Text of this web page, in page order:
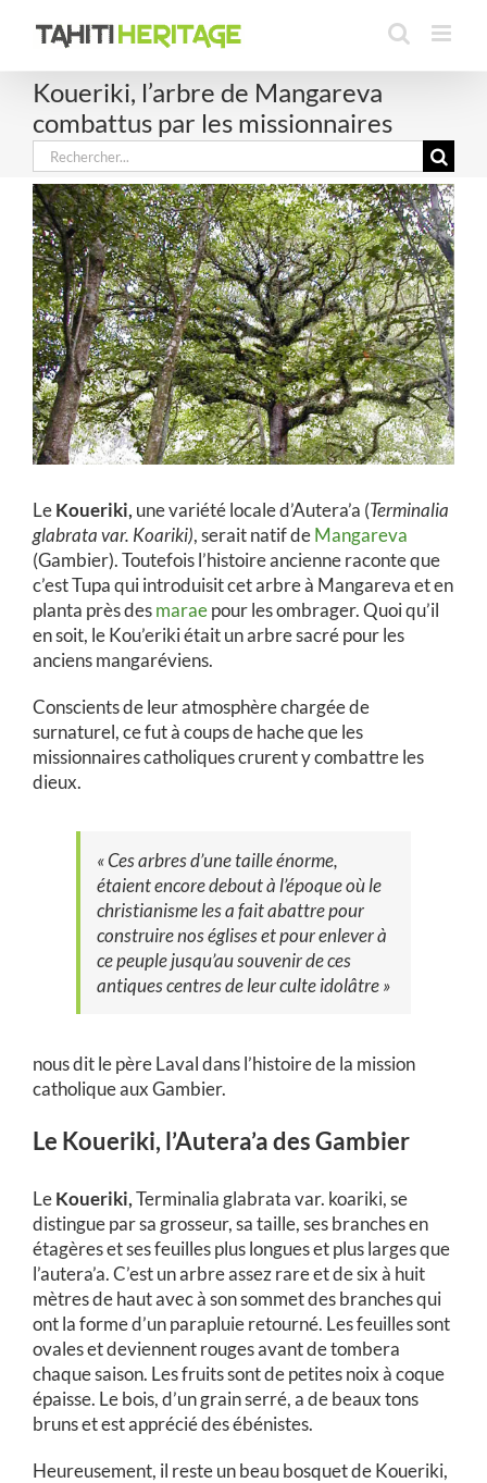
Koueriki, l’arbre de Mangareva
combattus par les missionnaires
Rechercher:
LeKoueriki, une variété locale d’Autera’a (Terminalia
glabrata var. Koariki), serait natif deMangareva
(Gambier). Toutefois l’histoire ancienne raconte que
c’est Tupa qui introduisit cet arbre à Mangareva et en
planta près desmaraepour les ombrager. Quoi qu’il
en soit, le Kou’eriki était un arbre sacré pour les
anciens mangaréviens.
Conscients de leur atmosphère chargée de
surnaturel, ce fut à coups de hache que les
missionnaires catholiques crurent y combattre les
dieux.
« Ces arbres d’une taille énorme,
étaient encore debout à l’époque où le
christianisme les a fait abattre pour
construire nos églises et pour enlever à
ce peuple jusqu’au souvenir de ces
antiques centres de leur culte idolâtre »
nous dit le père Laval dans l’histoire de la mission
catholique aux Gambier.
Le Koueriki, l’Autera’a des Gambier
LeKoueriki,Terminalia glabrata var. koariki, se
distingue par sa grosseur, sa taille, ses branches en
étagères et ses feuilles plus longues et plus larges que
l’autera’a. C’est un arbre assez rare et de six à huit
mètres de haut avec à son sommet des branches qui
ont la forme d’un parapluie retourné. Les feuilles sont
ovales et deviennent rouges avant de tombera
chaque saison. Les fruits sont de petites noix à coque
épaisse. Le bois, d’un grain serré, a de beaux tons
bruns et est apprécié des ébénistes.
Heureusement, il reste un beau bosquet de Koueriki,